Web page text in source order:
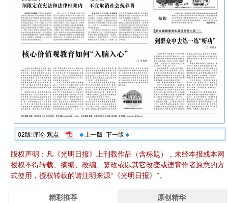
02版:评论·观点 上一版 下一版
版权声明：凡《光明日报》上刊载作品（含标题），未经本报或本网
授权不得转载、摘编、改编、篡改或以其它改变或违背作者原意的方
式使用，授权转载的请注明来源“《光明日报》”。